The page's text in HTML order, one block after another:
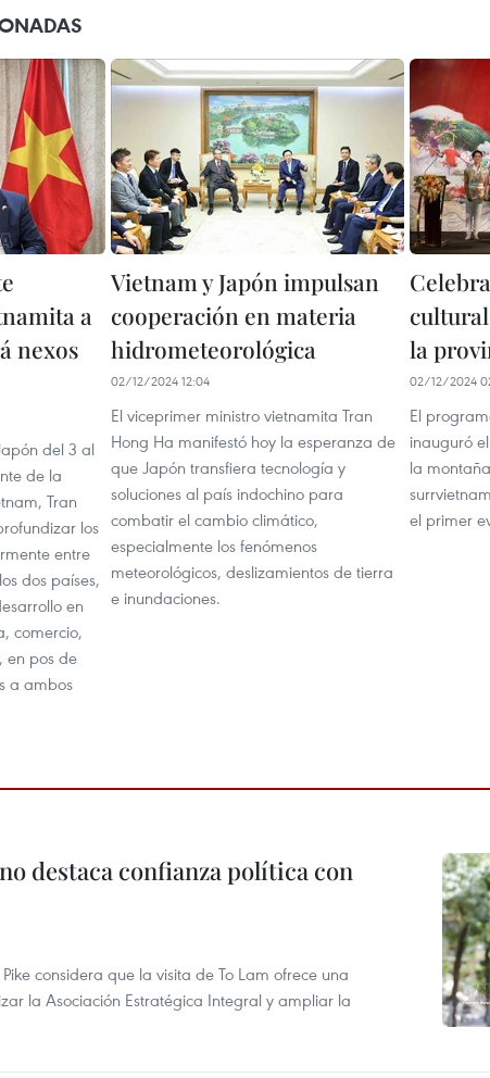
a
nexos
del 3 al
de la
Tran
los
entre
dos países,
en
comercio,
en pos de
a ambos
Vietnam y Japón impulsan
cooperación en materia
hidrometeorológica
02/12/2024 12:04
El viceprimer ministro vietnamita Tran
Hong Ha manifestó hoy la esperanza de
que Japón transfiera tecnología y
soluciones al país indochino para
combatir el cambio climático,
especialmente los fenómenos
meteorológicos, deslizamientos de tierra
e inundaciones.
la
02/12/2024
El
inauguró
la
el primer
destaca confianza política con
considera que la visita de To Lam ofrece una
la Asociación Estratégica Integral y ampliar la